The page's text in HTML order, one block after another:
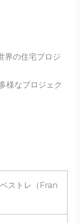
界の住宅プロジ
様なプロジェク
ストレ（Fran